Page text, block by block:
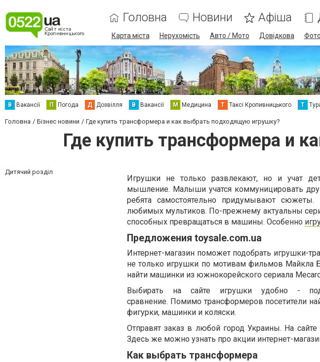
Головна Новини Афіша
Карта міста Нерухомість Авто / Мото Довідкова
В Вакансії П Погода Д Дозвілля В Вакансії М Медицина Т Таксі Кропивницького Т
Головна Бізнес новини Где купить трансформера и как выбрать подходящую игрушку?
Где купить трансформера и
Дитячий розділ
Игрушки не только развлекают, но и учат
мышление. Малыши учатся коммуницировать
ребята самостоятельно придумывают
любимых мультиков. По-прежнему актуальны
способных превращаться в машины. Особенно
Предложения toysale.com.ua
Интернет-магазин поможет подобрать игрушки-
не только игрушки по мотивам фильмов Майкла
найти машинки из южнокорейского сериала
Выбирать на сайте игрушки удобно -
сравнение. Помимо трансформеров посетители
фигурки, машинки и коляски.
Отправят заказ в любой город Украины. На
Здесь же можно узнать про акции интернет-
Как выбрать трансформера